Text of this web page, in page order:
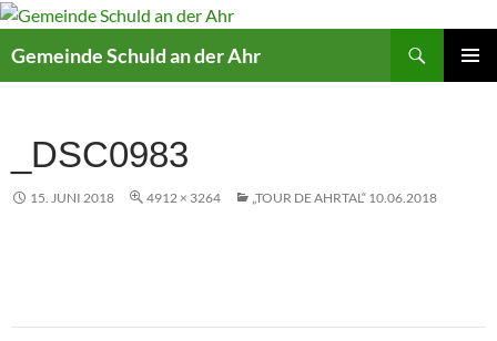
Gemeinde Schuld an der Ahr
_DSC0983
15. JUNI 2018 4912 × 3264 „TOUR DE AHRTAL“ 10.06.2018